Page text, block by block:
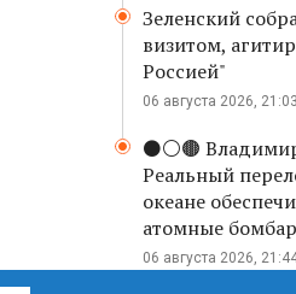
Зеленский
визитом,
Россией"
06 августа 2026, 21:03
⚫️⚪️🟤
Реальный
океане
атомные
06 августа 2026,